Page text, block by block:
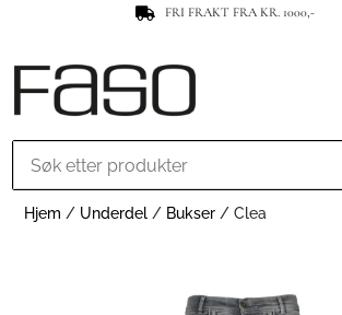
 FRI FRAKT FRA KR. 1000,-
Hjem / Underdel / Bukser / Clea